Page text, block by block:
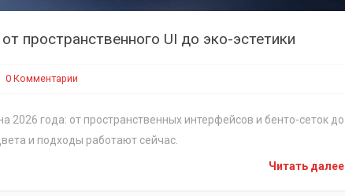
пространственного UI до эко-эстетики
0 Комментарии
2026 года: от пространственных интерфейсов и бенто-сеток до
и подходы работают сейчас.
Читать далее